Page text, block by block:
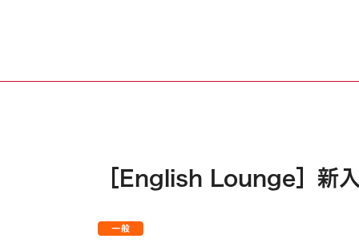
［English Lounge］新